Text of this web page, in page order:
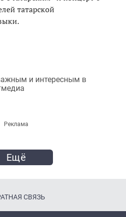
татарской
и интересным в
Реклама
Ещё
СВЯЗЬ